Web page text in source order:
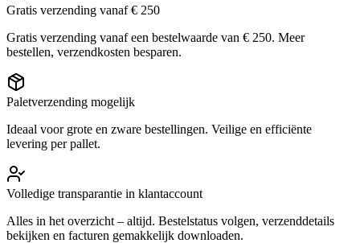
Gratis verzending vanaf € 250
Gratis verzending vanaf een bestelwaarde van € 250. Meer
bestellen, verzendkosten besparen.
Paletverzending mogelijk
Ideaal voor grote en zware bestellingen. Veilige en efficiënte
levering per pallet.
Volledige transparantie in klantaccount
Alles in het overzicht – altijd. Bestelstatus volgen, verzenddetails
bekijken en facturen gemakkelijk downloaden.